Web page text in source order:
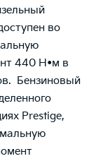
во
440 Н•м в
Бензиновый
Prestige,